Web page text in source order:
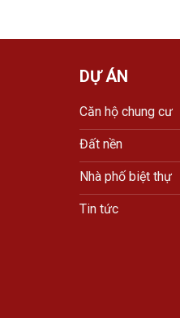
DỰ ÁN
Căn hộ chung cư
Đất nền
Nhà phố biệt thự
Tin tức